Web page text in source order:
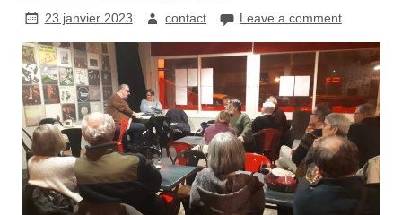
23 janvier 2023 contact Leave a comment